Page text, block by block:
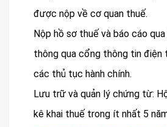
được nộp về cơ quan thuế.
Nộp hồ sơ thuế và báo cáo
thông qua cổng thông tin điện
các thủ tục hành chính.
Lưu trữ và quản lý chứng từ:
kê khai thuế trong ít nhất 5